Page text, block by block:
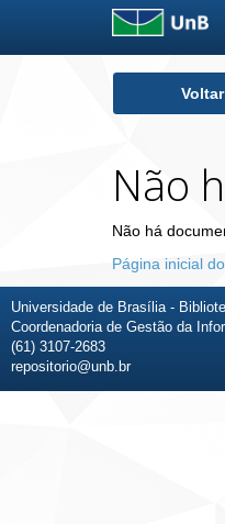
Voltar
Não
Não há
Página inicial
Universidade de Brasília -
Coordenadoria de Gestão da
(61) 3107-2683
repositorio@unb.br